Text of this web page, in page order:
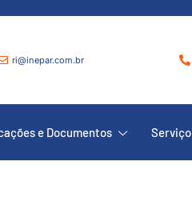
ri@inepar.com.br
e Documentos